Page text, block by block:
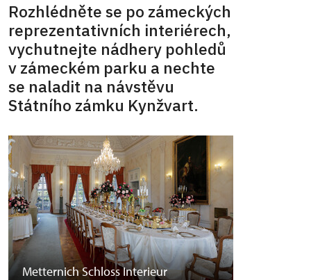
Rozhlédněte se po zámeckých
reprezentativních interiérech,
vychutnejte nádhery pohledů
v zámeckém parku a nechte
se naladit na návstěvu
Státního zámku Kynžvart.
Metternich Schloss Interieur